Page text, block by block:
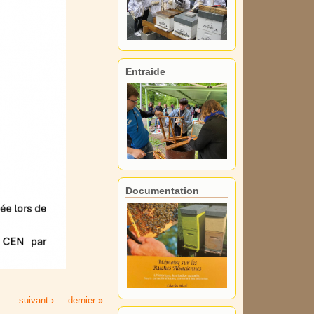
… suivant › dernier »
Entraide
Documentation